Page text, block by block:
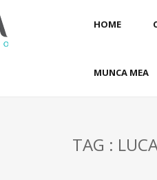
HOME
MUNCA MEA
TAG :